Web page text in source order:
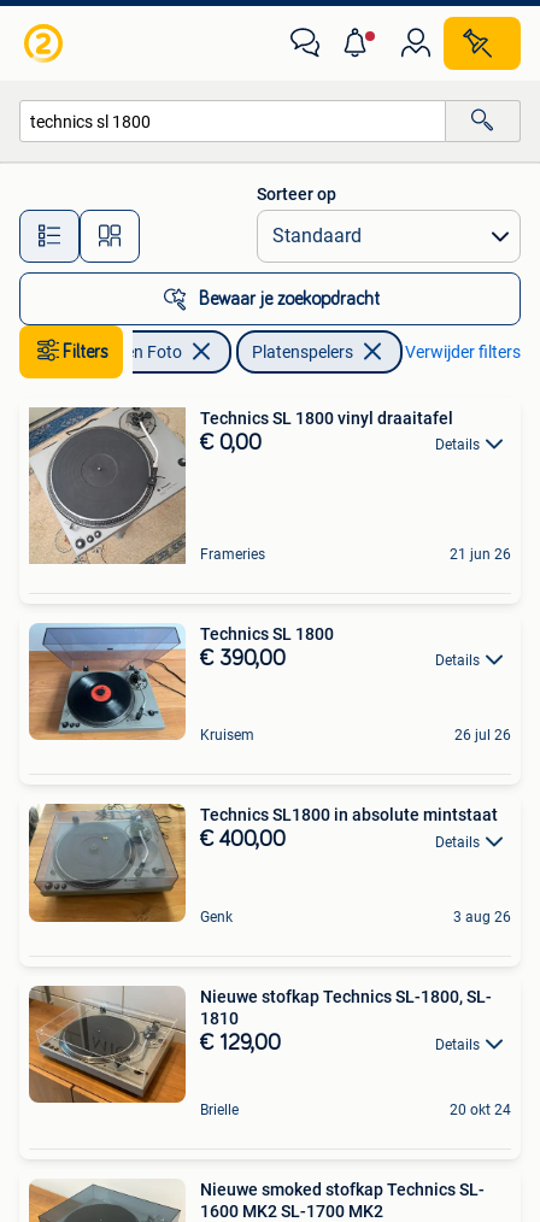
Alle afstanden…
Sorteer op
Bewaar je zoekopdracht
Filters
Audio, Tv en Foto Platenspelers Verwijder filters
Technics SL 1800 vinyl draaitafel
€ 0,00 Details
Frameries 21 jun 26
Technics SL 1800
€ 390,00 Details
Kruisem 26 jul 26
Technics SL1800 in absolute mintstaat
€ 400,00 Details
Genk 3 aug 26
Nieuwe stofkap Technics SL-1800, SL-
1810
€ 129,00 Details
Brielle 20 okt 24
Nieuwe smoked stofkap Technics SL-
1600 MK2 SL-1700 MK2